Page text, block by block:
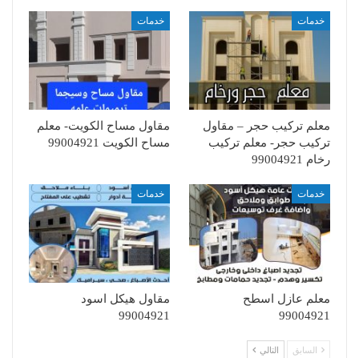
خدمات
معلم تركيب حجر – مقاول
تركيب حجر- معلم تركيب
رخام 99004921
خدمات
مقاول مساح الكويت- معلم
مساح الكويت 99004921
خدمات
معلم عازل اسطح
99004921
خدمات
مقاول هيكل اسود
99004921
السابق التالي